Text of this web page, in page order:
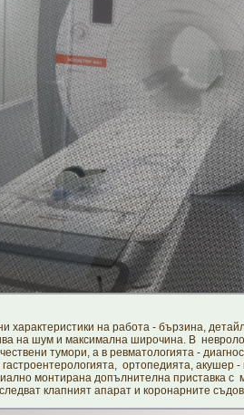
характеристики на работа - бързина,
на шум и максимална широчина. В
тумори, а в ревматологията -
ортопедията, акушер -
монтирана допълнителна приставка
клапният апарат и коронарните